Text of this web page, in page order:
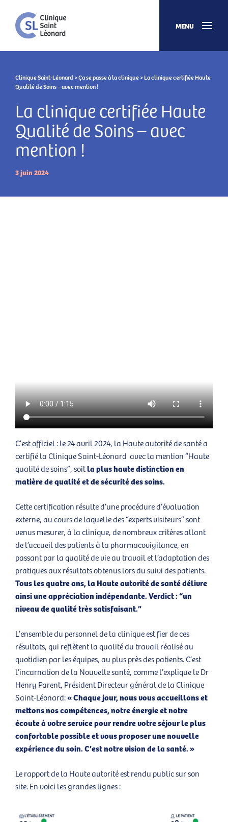
MENU
Clinique Saint-Léonard >Ça se passe à la clinique> La clinique certifiée Haute
Qualité de Soins – avec mention !
La clinique certifiée Haute
Qualité de Soins – avec
mention !
3 juin 2024
C’est officiel : le 24 avril 2024, la Haute autorité de santé a
certifié la Clinique Saint-Léonard avec la mention “Haute
qualité de soins”, soitla plus haute distinction en
matière de qualité et de sécurité des soins.
Cette certification résulte d’une procédure d’évaluation
externe, au cours de laquelle des “experts visiteurs” sont
venus mesurer, à la clinique, de nombreux critères allant
de l’accueil des patients à la pharmacovigilance, en
passant par la qualité de vie au travail et l’adaptation des
pratiques aux résultats obtenus lors du suivi des patients.
Tous les quatre ans, la Haute autorité de santé délivre
ainsi une appréciation indépendante. Verdict : “un
niveau de qualité très satisfaisant.”
L’ensemble du personnel de la clinique est fier de ces
résultats, qui reflètent la qualité du travail réalisé au
quotidien par les équipes, au plus près des patients. C’est
l’incarnation de la Nouvelle santé, comme l’explique le Dr
Henry Parent, Président Directeur général de la Clinique
Saint-Léonard:« Chaque jour, nous vous accueillons et
mettons nos compétences, notre énergie et notre
écoute à votre service pour rendre votre séjour le plus
confortable possible et vous proposer une nouvelle
expérience du soin. C’est notre vision de la santé. »
Le rapport de la Haute autorité est rendu public sur son
site. En voici les grandes lignes :